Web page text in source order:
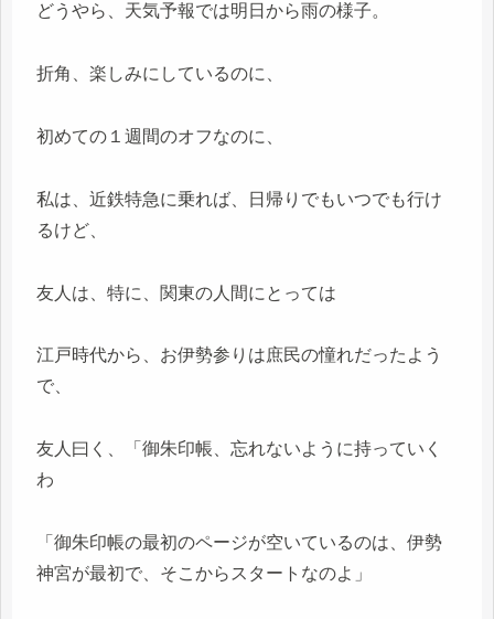
どうやら、天気予報では明日から雨の様子。
折角、楽しみにしているのに、
初めての１週間のオフなのに、
私は、近鉄特急に乗れば、日帰りでもいつでも行け
るけど、
友人は、特に、関東の人間にとっては
江戸時代から、お伊勢参りは庶民の憧れだったよう
で、
友人曰く、「御朱印帳、忘れないように持っていく
わ
「御朱印帳の最初のページが空いているのは、伊勢
神宮が最初で、そこからスタートなのよ」